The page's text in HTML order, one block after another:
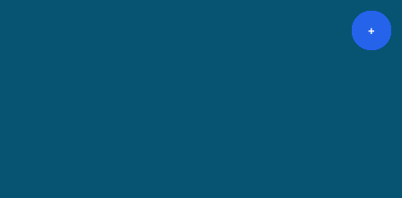
+
+
+
+
+
+
+
+
+
+
+
+